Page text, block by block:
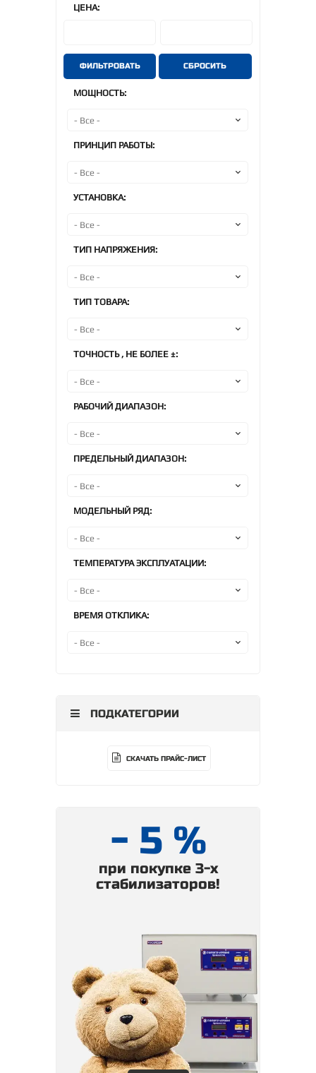
ЦЕНА:
ФИЛЬТРОВАТЬ СБРОСИТЬ
МОЩНОСТЬ:
ПРИНЦИП РАБОТЫ:
УСТАНОВКА:
ТИП НАПРЯЖЕНИЯ:
ТИП ТОВАРА:
ТОЧНОСТЬ , НЕ БОЛЕЕ ±:
РАБОЧИЙ ДИАПАЗОН:
ПРЕДЕЛЬНЫЙ ДИАПАЗОН:
МОДЕЛЬНЫЙ РЯД:
ТЕМПЕРАТУРА ЭКСПЛУАТАЦИИ:
ВРЕМЯ ОТКЛИКА:
ПОДКАТЕГОРИИ
СКАЧАТЬ ПРАЙС-ЛИСТ
- 5 %
при покупке 3-х
стабилизаторов!